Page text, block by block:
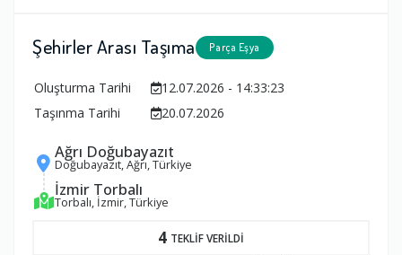
Şehirler Arası Taşıma Parça Eşya
Oluşturma Tarihi
12.07.2026 - 14:33:23
Taşınma Tarihi
20.07.2026
Ağrı Doğubayazıt
Doğubayazıt, Ağrı, Türkiye
İzmir Torbalı
Torbalı, İzmir, Türkiye
4 TEKLİF VERİLDİ